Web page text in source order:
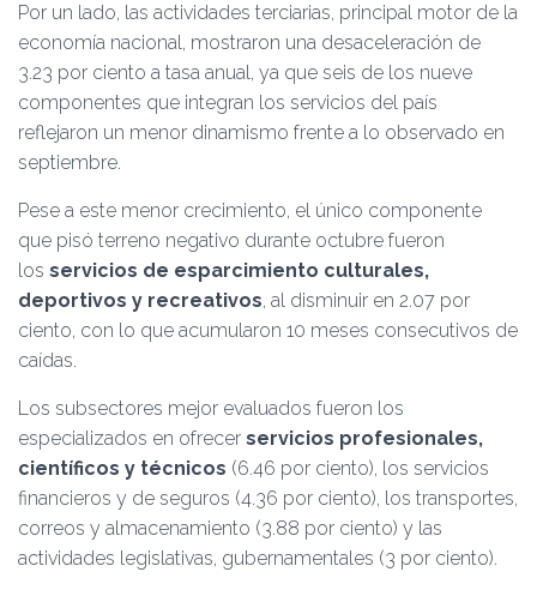
Por un lado, las actividades terciarias, principal motor de la
economía nacional, mostraron una desaceleración de
3.23 por ciento a tasa anual, ya que seis de los nueve
componentes que integran los servicios del país
reflejaron un menor dinamismo frente a lo observado en
septiembre.
Pese a este menor crecimiento, el único componente
que pisó terreno negativo durante octubre fueron
los servicios de esparcimiento culturales,
deportivos y recreativos, al disminuir en 2.07 por
ciento, con lo que acumularon 10 meses consecutivos de
caídas.
Los subsectores mejor evaluados fueron los
especializados en ofrecer servicios profesionales,
científicos y técnicos (6.46 por ciento), los servicios
financieros y de seguros (4.36 por ciento), los transportes,
correos y almacenamiento (3.88 por ciento) y las
actividades legislativas, gubernamentales (3 por ciento).